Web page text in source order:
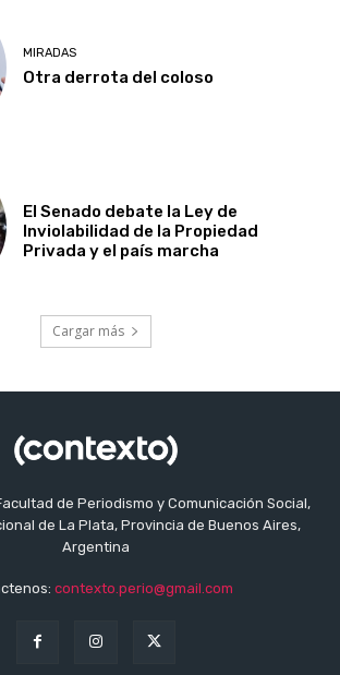
MIRADAS
Otra derrota del coloso
El Senado debate la Ley de
Inviolabilidad de la Propiedad
Privada y el país marcha
Cargar más
de Periodismo y Comunicación Social,
de La Plata, Provincia de Buenos Aires,
Argentina
contexto.perio@gmail.com